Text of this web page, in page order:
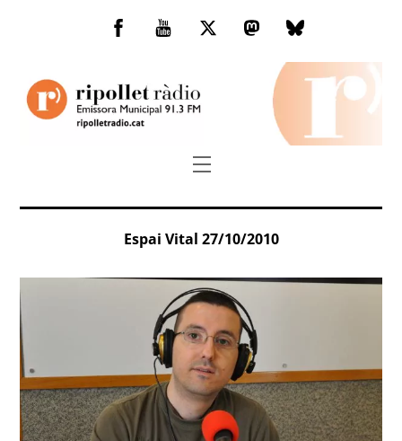
Facebook
You
TwitterMastodonBluesky
Menu
Espai Vital 27/10/2010